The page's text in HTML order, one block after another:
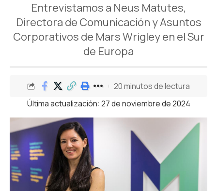
Entrevistamos a Neus Matutes,
Directora de Comunicación y Asuntos
Corporativos de Mars Wrigley en el Sur
de Europa
Última actualización: 27 de noviembre de 2024
20 minutos de lectura